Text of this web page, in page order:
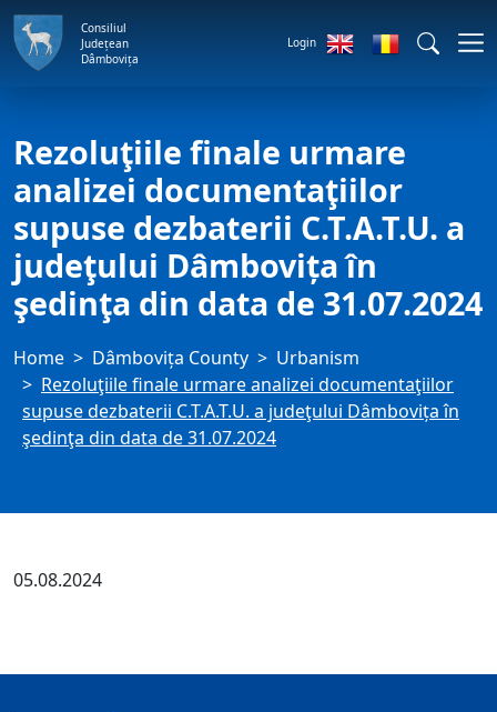
Consiliul
Județean
Dâmbovița
Login
Rezoluţiile finale urmare
analizei documentaţiilor
supuse dezbaterii C.T.A.T.U. a
judeţului Dâmbovița în
şedinţa din data de 31.07.2024
Home Dâmbovița County
Urbanism
Rezoluţiile finale urmare analizei documentaţiilor
supuse dezbaterii C.T.A.T.U. a judeţului Dâmbovița în
şedinţa din data de 31.07.2024
05.08.2024